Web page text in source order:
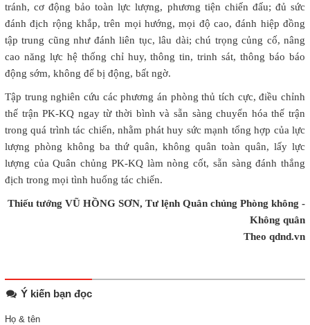
tránh, cơ động bảo toàn lực lượng, phương tiện chiến đấu; đủ sức
đánh địch rộng khắp, trên mọi hướng, mọi độ cao, đánh hiệp đồng
tập trung cũng như đánh liên tục, lâu dài; chú trọng củng cố, nâng
cao năng lực hệ thống chỉ huy, thông tin, trinh sát, thông báo báo
động sớm, không để bị động, bất ngờ.
Tập trung nghiên cứu các phương án phòng thủ tích cực, điều chỉnh
thế trận PK-KQ ngay từ thời bình và sẵn sàng chuyển hóa thế trận
trong quá trình tác chiến, nhằm phát huy sức mạnh tổng hợp của lực
lượng phòng không ba thứ quân, không quân toàn quân, lấy lực
lượng của Quân chủng PK-KQ làm nòng cốt, sẵn sàng đánh thắng
địch trong mọi tình huống tác chiến.
Thiếu tướng VŨ HỒNG SƠN, Tư lệnh Quân chủng Phòng không -
Không quân
Theo qdnd.vn
Ý kiến bạn đọc
Họ & tên